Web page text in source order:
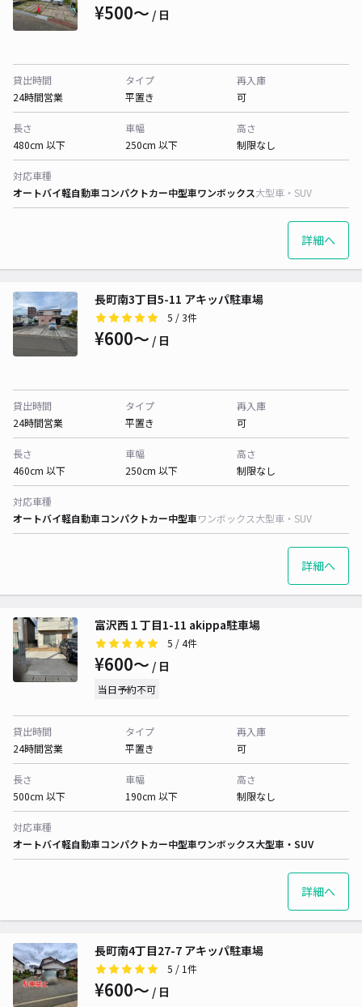
¥500〜 / 日
貸出時間
24時間営業
タイプ
平置き
再入庫
可
長さ
480cm 以下
車幅
250cm 以下
高さ
制限なし
対応車種
オートバイ軽自動車コンパクトカー中型車ワンボックス大型車・SUV
詳細へ
長町南3丁目5-11 アキッパ駐車場
5 / 3件
¥600〜 / 日
貸出時間
24時間営業
タイプ
平置き
再入庫
可
長さ
460cm 以下
車幅
250cm 以下
高さ
制限なし
対応車種
オートバイ軽自動車コンパクトカー中型車ワンボックス大型車・SUV
詳細へ
富沢西１丁目1-11 akippa駐車場
5 / 4件
¥600〜 / 日
当日予約不可
貸出時間
24時間営業
タイプ
平置き
再入庫
可
長さ
500cm 以下
車幅
190cm 以下
高さ
制限なし
対応車種
オートバイ軽自動車コンパクトカー中型車ワンボックス大型車・SUV
詳細へ
長町南4丁目27-7 アキッパ駐車場
5 / 1件
¥600〜 / 日